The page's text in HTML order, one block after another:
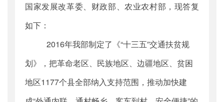
公文类型：其他
国家发展改革委、财政部、农业农村部，现答复
如下：
2016年我部制定了《“十三五”交通扶贫规
划》，把革命老区、民族地区、边疆地区、贫困
地区1177个县全部纳入支持范围，推动加快建